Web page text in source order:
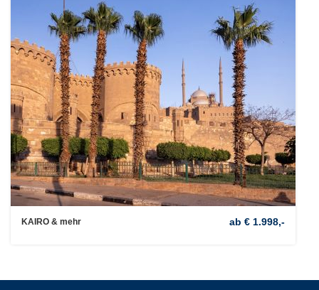
KAIRO & mehr ab € 1.998,-